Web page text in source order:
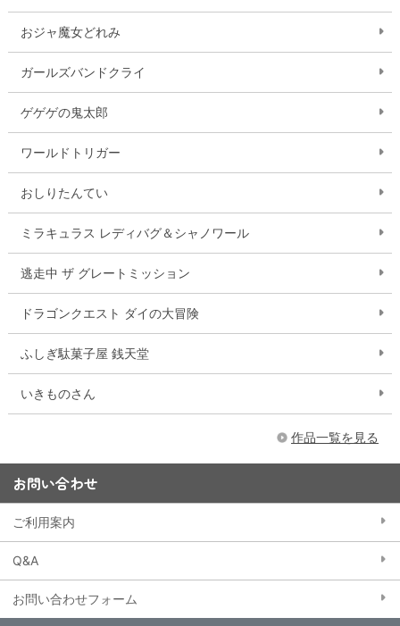
おジャ魔女どれみ
ガールズバンドクライ
ゲゲゲの鬼太郎
ワールドトリガー
おしりたんてい
ミラキュラス レディバグ＆シャノワール
逃走中 ザ グレートミッション
ドラゴンクエスト ダイの大冒険
ふしぎ駄菓子屋 銭天堂
いきものさん
作品一覧を見る
お問い合わせ
ご利用案内
Q&A
お問い合わせフォーム